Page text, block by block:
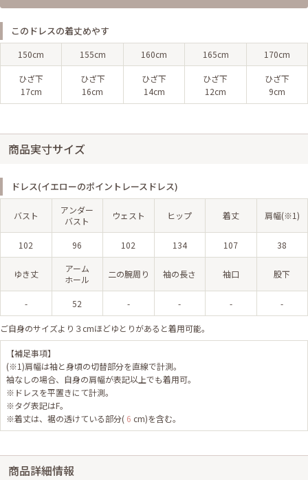
このドレスの着丈めやす
150cm 155cm 160cm 165cm 170cm
ひざ下
17cm
ひざ下
16cm
ひざ下
14cm
ひざ下
12cm
ひざ下
9cm
商品実寸サイズ
ドレス(イエローのポイントレースドレス)
バスト
アンダー
バスト
ウェスト ヒップ 着丈 肩幅(※1)
102 96 102 134 107 38
ゆき丈
アーム
ホール
二の腕周り 袖の長さ 袖口 股下
- 52 - - - -
ご自身のサイズより３cmほどゆとりがあると着用可能。
【補足事項】
(※1)肩幅は袖と身頃の切替部分を直線で計測。
袖なしの場合、自身の肩幅が表記以上でも着用可。
※ドレスを平置きにて計測。
※タグ表記はF。
※着丈は、裾の透けている部分( 6 cm)を含む。
商品詳細情報